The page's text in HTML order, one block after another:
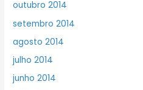
outubro 2014
setembro 2014
agosto 2014
julho 2014
junho 2014